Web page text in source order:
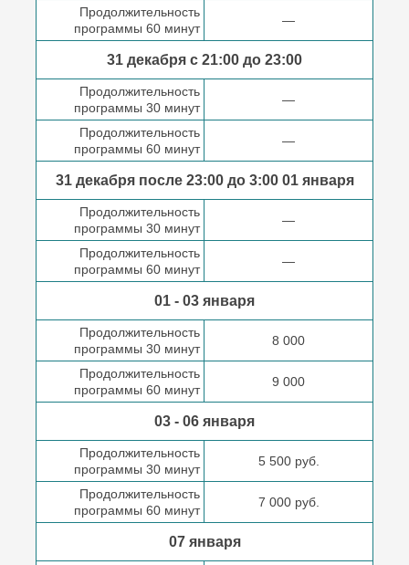
Продолжительность
программы 60 минут
—
31 декабря с 21:00 до 23:00
Продолжительность
программы 30 минут
—
Продолжительность
программы 60 минут
—
31 декабря после23:00 до 3:0001 января
Продолжительность
программы 30 минут
—
Продолжительность
программы 60 минут
—
01 - 03 января
Продолжительность
программы 30 минут
8 000
Продолжительность
программы 60 минут
9 000
03 - 06 января
Продолжительность
программы 30 минут
5 500 руб.
Продолжительность
программы 60 минут
7 000 руб.
07 января